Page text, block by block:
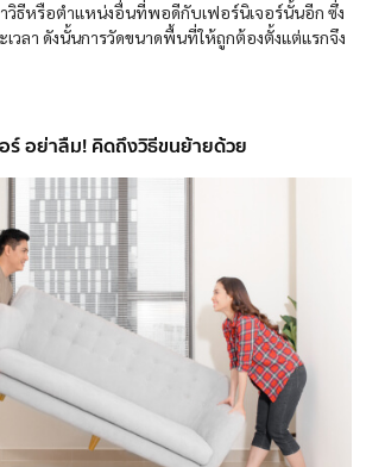
าวิธีหรือตำแหน่งอื่นที่พอดีกับเฟอร์นิเจอร์นั้นอีก ซึ่ง
เวลา ดังนั้นการวัดขนาดพื้นที่ให้ถูกต้องตั้งแต่แรกจึง
ร์ อย่าลืม! คิดถึงวิธีขนย้ายด้วย